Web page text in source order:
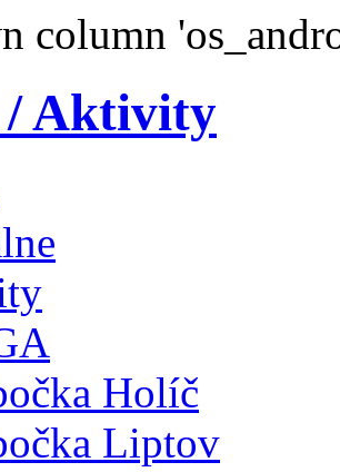
column
/ Aktivity
Holíč
Liptov